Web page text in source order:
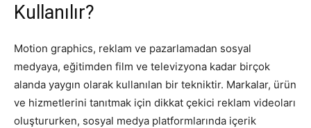
Kullanılır?
Motion graphics, reklam ve pazarlamadan sosyal
medyaya, eğitimden film ve televizyona kadar birçok
alanda yaygın olarak kullanılan bir tekniktir. Markalar, ürün
ve hizmetlerini tanıtmak için dikkat çekici reklam videoları
oluştururken, sosyal medya platformlarında içerik